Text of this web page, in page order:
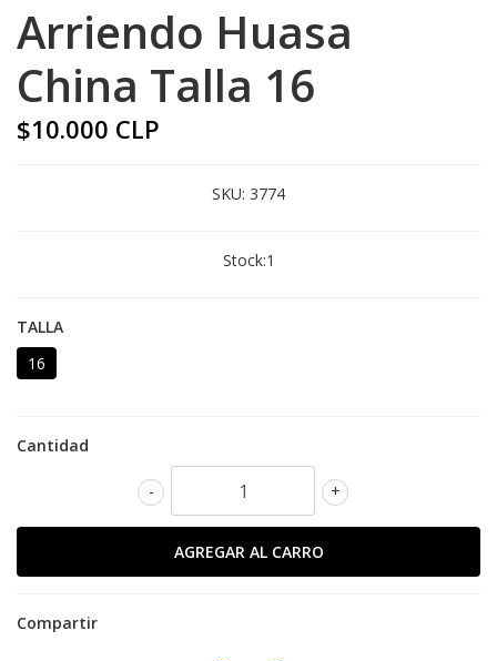
Arriendo Huasa
China Talla 16
$10.000 CLP
SKU: 3774
Stock:1
TALLA
16
Cantidad
+
-
Compartir